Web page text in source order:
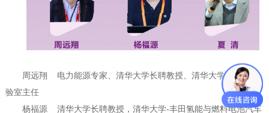
周远翔 电力能源专家、清华大学长聘教授、清华大学高电压试
验室主任
杨福源 清华大学长聘教授，清华大学-丰田氢能与燃料电池汽车